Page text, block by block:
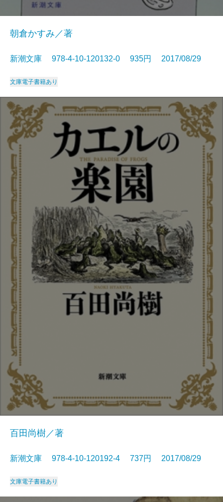
朝倉かすみ／著
新潮文庫 978-4-10-120132-0 935円 2017/08/29
文庫電子書籍あり
百田尚樹／著
新潮文庫 978-4-10-120192-4 737円 2017/08/29
文庫電子書籍あり